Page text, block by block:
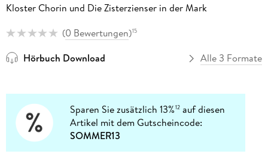
Kloster Chorin und Die Zisterzienser in der Mark
(0 Bewertungen)15
Hörbuch Download Alle 3 Formate
Sparen Sie zusätzlich 13%12 auf diesen
Artikel mit dem Gutscheincode:
SOMMER13